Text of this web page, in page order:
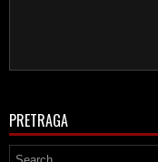
PRETRAGA